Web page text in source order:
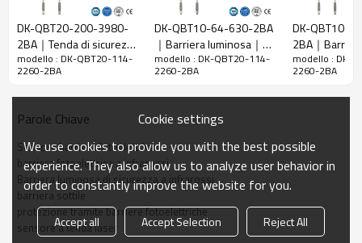
Raggio
d'azione
2260 mm
Taglia del
prodotto
15mm*30mm*L, L è la lunghezza dell'emettitore e
del ricevitore.
Distanza di
rilevamento
30-3000mm
risposta
≤15 ms
Dati meccanici
Materiale
dell'alloggiamentoMetallo
DK-QBT20-200-3980-
2BA｜Tenda di sicurezza
｜DADISICK
modello : DK-QBT20-114-
2260-2BA
DK-QBT10-64-630-2BA
｜Barriera luminosa｜
DADISICK
modello : DK-QBT20-114-
2260-2BA
DK-QBT10-
2BA｜
fotoelettriche
modello : DK-
2260-2BA
Parole Chiave
Sensore barriera fotoelettrica
barriera fotoelettrica a infrarossi
Barriera luminosa di sicurezza a infrarossi
barriera sottile
protezione tramite barriere fotoelettriche
sensore a tenda laser
Cookie settings
We use cookies to provide you with the best possible
experience. They also allow us to analyze user behavior in
order to constantly improve the website for you.
Accept all Accept Selection Reject All